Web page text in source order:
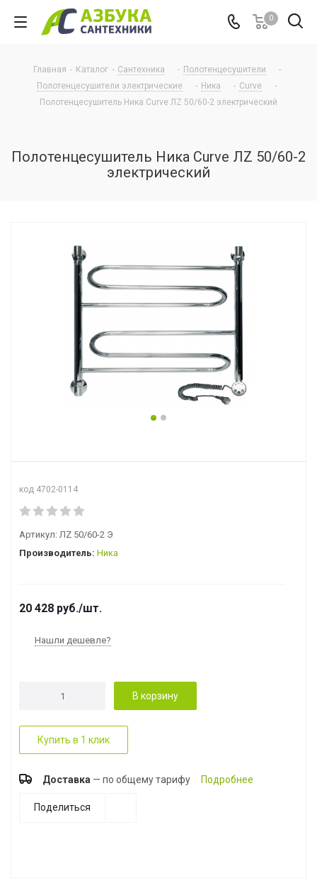
0
Главная - Каталог - Сантехника - Полотенцесушители
-
Полотенцесушители электрические
- Ника - Curve
-
Полотенцесушитель Ника Curve ЛZ 50/60-2 электрический
Полотенцесушитель Ника Curve ЛZ 50/60-2
электрический
код 4702-0114
Артикул: ЛZ 50/60-2 Э
Производитель: Ника
20 428 руб./шт.
Нашли дешевле?
В корзину
Купить в 1 клик
Доставка — по общему тарифу Подробнее
Поделиться